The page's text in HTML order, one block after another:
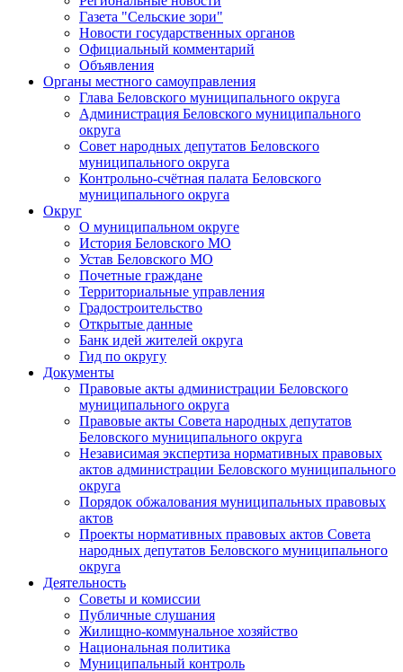
Газета "Сельские зори"
Новости государственных органов
Официальный комментарий
Объявления
Органы местного самоуправления
Глава Беловского муниципального округа
Администрация Беловского муниципального
округа
Совет народных депутатов Беловского
муниципального округа
Контрольно-счётная палата Беловского
муниципального округа
Округ
О муниципальном округе
История Беловского МО
Устав Беловского МО
Почетные граждане
Территориальные управления
Градостроительство
Открытые данные
Банк идей жителей округа
Гид по округу
Документы
Правовые акты администрации Беловского
муниципального округа
Правовые акты Совета народных депутатов
Беловского муниципального округа
Независимая экспертиза нормативных правовых
актов администрации Беловского муниципального
округа
Порядок обжалования муниципальных правовых
актов
Проекты нормативных правовых актов Совета
народных депутатов Беловского муниципального
округа
Деятельность
Советы и комиссии
Публичные слушания
Жилищно-коммунальное хозяйство
Национальная политика
Муниципальный контроль